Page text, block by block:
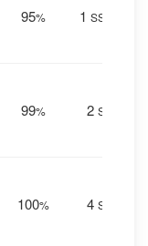
95% 1 SSE
99% 2 S
100% 4 S